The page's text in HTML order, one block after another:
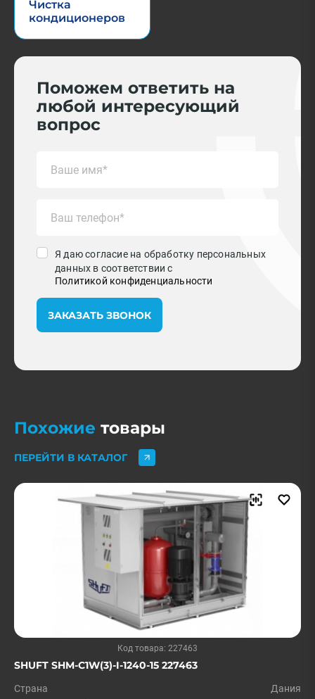
Чистка
кондиционеров
Поможем ответить на
любой интересующий
вопрос
Я даю согласие на обработку персональных
данных в соответствии с
Политикой конфиденциальности
ЗАКАЗАТЬ ЗВОНОК
Похожие товары
ПЕРЕЙТИ В КАТАЛОГ
Код товара: 227463
SHUFT SHM-C1W(3)-I-1240-15 227463
Страна
Дания